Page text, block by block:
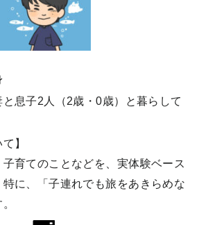
と息子2人（2歳・0歳）と暮らして
】
育てのことなどを、実体験ベース
に、「子連れでも旅をあきらめな